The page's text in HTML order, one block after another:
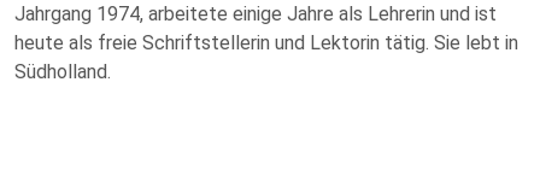
Jahrgang 1974, arbeitete einige Jahre als Lehrerin und ist
heute als freie Schriftstellerin und Lektorin tätig. Sie lebt in
Südholland.